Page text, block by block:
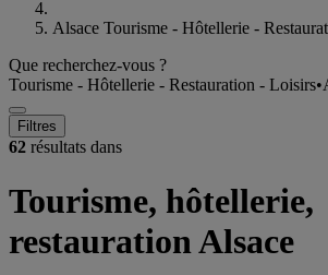
Alsace Tourisme - Hôtellerie -
Que recherchez-vous ?
Tourisme - Hôtellerie - Restauration - Loisirs•
Filtres
62 résultats dans
Tourisme, hôtellerie,
restauration Alsace